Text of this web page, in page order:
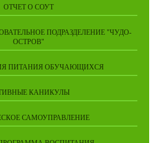
ОТЧЕТ О СОУТ
ПОДРАЗДЕЛЕНИЕ "ЧУДО-
ОСТРОВ"
ПИТАНИЯ ОБУЧАЮЩИХСЯ
КАНИКУЛЫ
САМОУПРАВЛЕНИЕ